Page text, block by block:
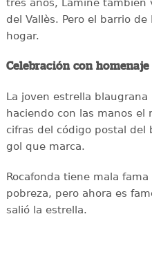
tres años, Lamine también
del Vallès. Pero el barrio
hogar.
Celebración con homenaje
La joven estrella
haciendo con las manos
cifras del código postal del
gol que marca.
Rocafonda tiene mala
pobreza, pero ahora es
salió la estrella.